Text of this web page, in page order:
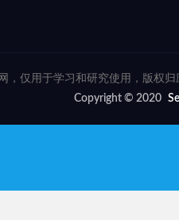
，仅用于学习和研究使用，版权
Copyright © 2020